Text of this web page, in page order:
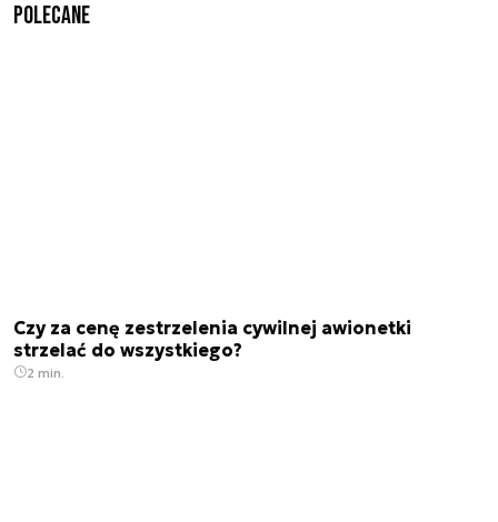
Polecane
Czy za cenę zestrzelenia cywilnej awionetki
strzelać do wszystkiego?
2 min.